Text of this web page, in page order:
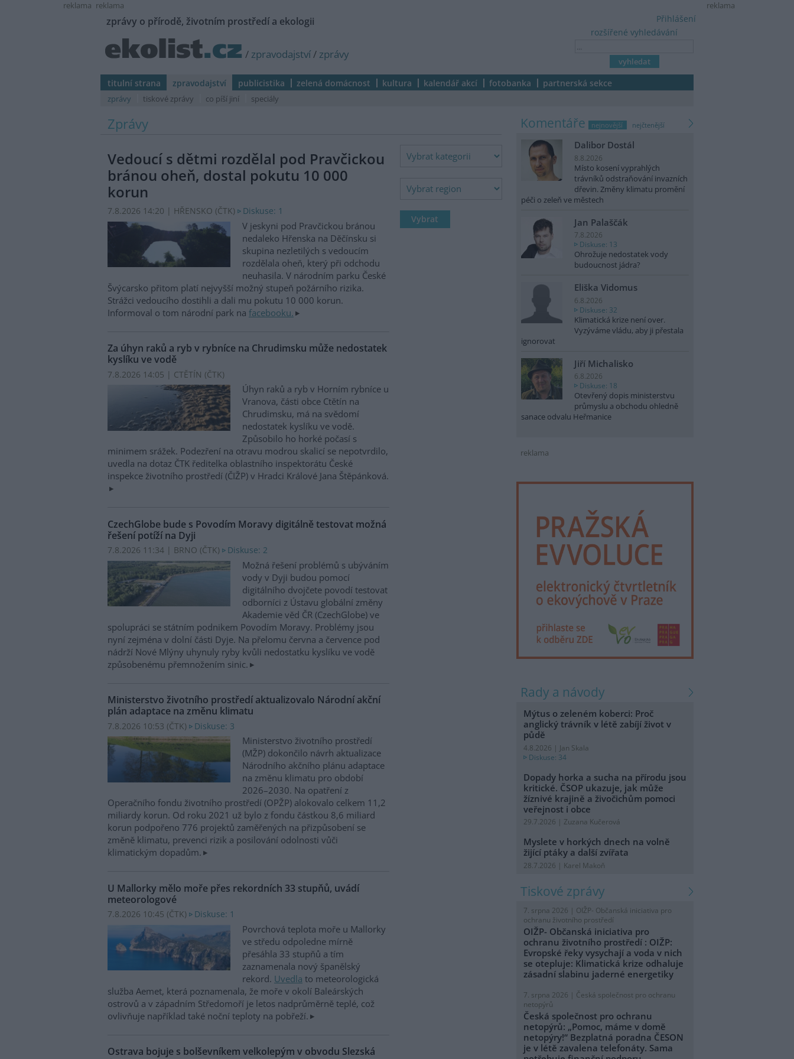
reklama
reklama reklama
zprávy o přírodě, životním prostředí a ekologii
/ zpravodajství/ zprávy
rozšířené vyhledávání
Přihlášení
titulní strana zpravodajství publicistika zelená domácnost kultura kalendář akcí fotobanka partnerská sekce
zprávy tiskové zprávy co píší jiní speciály
Zprávy
Vedoucí s dětmi rozdělal pod Pravčickou
bránou oheň, dostal pokutu 10 000
korun
7.8.2026 14:20 | HŘENSKO (ČTK) Diskuse: 1
V jeskyni pod Pravčickou bránou
nedaleko Hřenska na Děčínsku si
skupina nezletilých s vedoucím
rozdělala oheň, který při odchodu
neuhasila. V národním parku České
Švýcarsko přitom platí nejvyšší možný stupeň požárního rizika.
Strážci vedoucího dostihli a dali mu pokutu 10 000 korun.
Informoval o tom národní park na facebooku.
Za úhyn raků a ryb v rybníce na Chrudimsku může nedostatek
kyslíku ve vodě
7.8.2026 14:05 | CTĚTÍN (ČTK)
Úhyn raků a ryb v Horním rybníce u
Vranova, části obce Ctětín na
Chrudimsku, má na svědomí
nedostatek kyslíku ve vodě.
Způsobilo ho horké počasí s
minimem srážek. Podezření na otravu modrou skalicí se nepotvrdilo,
uvedla na dotaz ČTK ředitelka oblastního inspektorátu České
inspekce životního prostředí (ČIŽP) v Hradci Králové Jana Štěpánková.
CzechGlobe bude s Povodím Moravy digitálně testovat možná
řešení potíží na Dyji
7.8.2026 11:34 | BRNO (ČTK) Diskuse: 2
Možná řešení problémů s ubýváním
vody v Dyji budou pomocí
digitálního dvojčete povodí testovat
odborníci z Ústavu globální změny
Akademie věd ČR (CzechGlobe) ve
spolupráci se státním podnikem Povodím Moravy. Problémy jsou
nyní zejména v dolní části Dyje. Na přelomu června a července pod
nádrží Nové Mlýny uhynuly ryby kvůli nedostatku kyslíku ve vodě
způsobenému přemnožením sinic.
Ministerstvo životního prostředí aktualizovalo Národní akční
plán adaptace na změnu klimatu
7.8.2026 10:53 (ČTK) Diskuse: 3
Ministerstvo životního prostředí
(MŽP) dokončilo návrh aktualizace
Národního akčního plánu adaptace
na změnu klimatu pro období
2026–2030. Na opatření z
Operačního fondu životního prostředí (OPŽP) alokovalo celkem 11,2
miliardy korun. Od roku 2021 už bylo z fondu částkou 8,6 miliard
korun podpořeno 776 projektů zaměřených na přizpůsobení se
změně klimatu, prevenci rizik a posilování odolnosti vůči
klimatickým dopadům.
U Mallorky mělo moře přes rekordních 33 stupňů, uvádí
meteorologové
7.8.2026 10:45 (ČTK) Diskuse: 1
Povrchová teplota moře u Mallorky
ve středu odpoledne mírně
přesáhla 33 stupňů a tím
zaznamenala nový španělský
rekord. Uvedla to meteorologická
služba Aemet, která poznamenala, že moře v okolí Baleárských
ostrovů a v západním Středomoří je letos nadprůměrně teplé, což
ovlivňuje například také noční teploty na pobřeží.
Ostrava bojuje s bolševníkem velkolepým v obvodu Slezská
komentáře nejnovější nejčtenější
Dalibor Dostál
8.8.2026
Místo kosení vyprahlých
trávníků odstraňování invazních
dřevin. Změny klimatu promění
péči o zeleň ve městech
Jan Palaščák
7.8.2026
Diskuse: 13
Ohrožuje nedostatek vody
budoucnost jádra?
Eliška Vidomus
6.8.2026
Diskuse: 32
Klimatická krize není over.
Vyzýváme vládu, aby ji přestala
ignorovat
Jiří Michalisko
6.8.2026
Diskuse: 18
Otevřený dopis ministerstvu
průmyslu a obchodu ohledně
sanace odvalu Heřmanice
reklama
rady a návody
Mýtus o zeleném koberci: Proč
anglický trávník v létě zabíjí život v
půdě
4.8.2026 | Jan Skala
Diskuse: 34
Dopady horka a sucha na přírodu jsou
kritické. ČSOP ukazuje, jak může
žíznivé krajině a živočichům pomoci
veřejnost i obce
29.7.2026 | Zuzana Kučerová
Myslete v horkých dnech na volně
žijící ptáky a další zvířata
28.7.2026 | Karel Makoň
tiskové zprávy
7. srpna 2026 | OIŽP- Občanská iniciativa pro
ochranu životního prostředí
OIŽP- Občanská iniciativa pro
ochranu životního prostředí : OIŽP:
Evropské řeky vysychají a voda v nich
se otepluje: Klimatická krize odhaluje
zásadní slabinu jaderné energetiky
7. srpna 2026 | Česká společnost pro ochranu
netopýrů
Česká společnost pro ochranu
netopýrů: „Pomoc, máme v domě
netopýry!“ Bezplatná poradna ČESON
je v létě zavalena telefonáty. Sama